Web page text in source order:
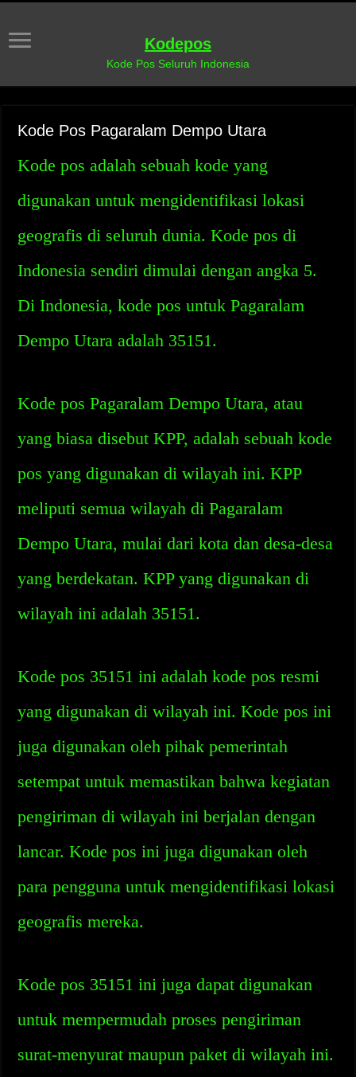
Kodepos
Kode Pos Seluruh Indonesia
Kode Pos Pagaralam Dempo Utara
Kode pos adalah sebuah kode yang
digunakan untuk mengidentifikasi lokasi
geografis di seluruh dunia. Kode pos di
Indonesia sendiri dimulai dengan angka 5.
Di Indonesia, kode pos untuk Pagaralam
Dempo Utara adalah 35151.
Kode pos Pagaralam Dempo Utara, atau
yang biasa disebut KPP, adalah sebuah kode
pos yang digunakan di wilayah ini. KPP
meliputi semua wilayah di Pagaralam
Dempo Utara, mulai dari kota dan desa-desa
yang berdekatan. KPP yang digunakan di
wilayah ini adalah 35151.
Kode pos 35151 ini adalah kode pos resmi
yang digunakan di wilayah ini. Kode pos ini
juga digunakan oleh pihak pemerintah
setempat untuk memastikan bahwa kegiatan
pengiriman di wilayah ini berjalan dengan
lancar. Kode pos ini juga digunakan oleh
para pengguna untuk mengidentifikasi lokasi
geografis mereka.
Kode pos 35151 ini juga dapat digunakan
untuk mempermudah proses pengiriman
surat-menyurat maupun paket di wilayah ini.